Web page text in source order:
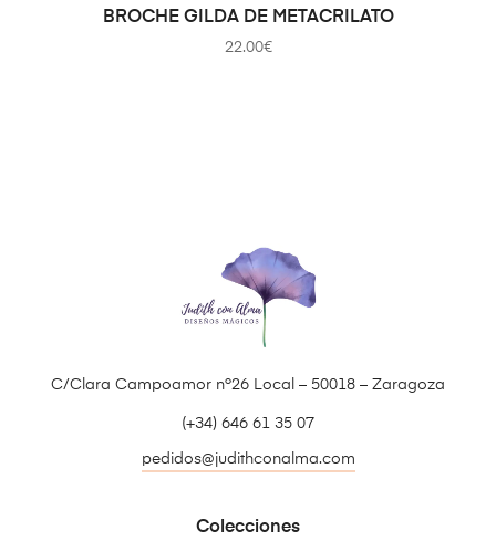
AÑADIR AL CARRITO
BROCHE GILDA DE METACRILATO
22.00€
C/Clara Campoamor nº26 Local – 50018 – Zaragoza
(+34) 646 61 35 07
pedidos@judithconalma.com
Colecciones